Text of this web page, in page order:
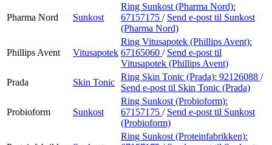
Pharma Nord Sunkost
Ring Sunkost (Pharma Nord):
67157175 / Send e-post til Sunkost
(Pharma Nord)
Phillips Avent Vitusapotek
Ring Vitusapotek (Phillips Avent):
67165060 / Send e-post til
Vitusapotek (Phillips Avent)
Prada
Skin Tonic
Ring Skin Tonic (Prada): 92126088 /
Send e-post til Skin Tonic (Prada)
Probioform Sunkost
Ring Sunkost (Probioform):
67157175 / Send e-post til Sunkost
(Probioform)
Ring Sunkost (Proteinfabrikken):